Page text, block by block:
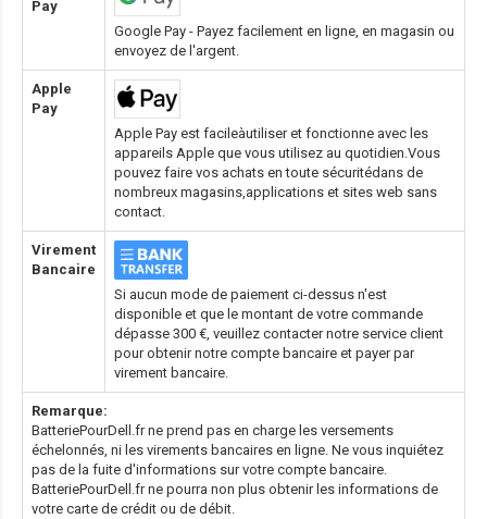
Pay
Google Pay - Payez facilement en ligne, en magasin ou
envoyez de l'argent.
Apple
Pay
Apple Pay est facileàutiliser et fonctionne avec les
appareils Apple que vous utilisez au quotidien.Vous
pouvez faire vos achats en toute sécuritédans de
nombreux magasins,applications et sites web sans
contact.
Virement
Bancaire
Si aucun mode de paiement ci-dessus n'est
disponible et que le montant de votre commande
dépasse 300 €, veuillez contacter notre service client
pour obtenir notre compte bancaire et payer par
virement bancaire.
Remarque:
BatteriePourDell.fr ne prend pas en charge les versements
échelonnés, ni les virements bancaires en ligne. Ne vous inquiétez
pas de la fuite d'informations sur votre compte bancaire.
BatteriePourDell.fr ne pourra non plus obtenir les informations de
votre carte de crédit ou de débit.